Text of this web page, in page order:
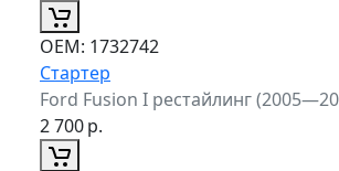
ОЕМ: 1732742
Стартер
Ford Fusion I рестайлинг
2 700р.